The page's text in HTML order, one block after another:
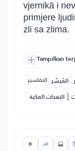
vjernikā i
primjere
zli sa zlima.
Tampilkan
التفاسير: المُيسَّر
النفحات المكية |